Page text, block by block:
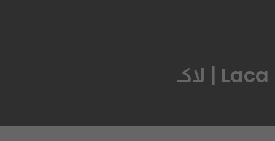
Laca | لاكـ